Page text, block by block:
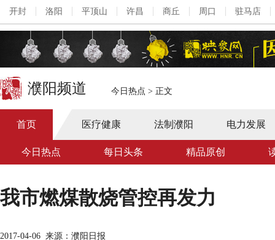
开封 洛阳 平顶山 许昌 商丘 周口 驻马店
濮阳频道 今日热点 > 正文
首页 医疗健康 法制濮阳 电力发展
今日热点 每日头条 精品原创
我市燃煤散烧管控再发力
2017-04-06 来源：濮阳日报